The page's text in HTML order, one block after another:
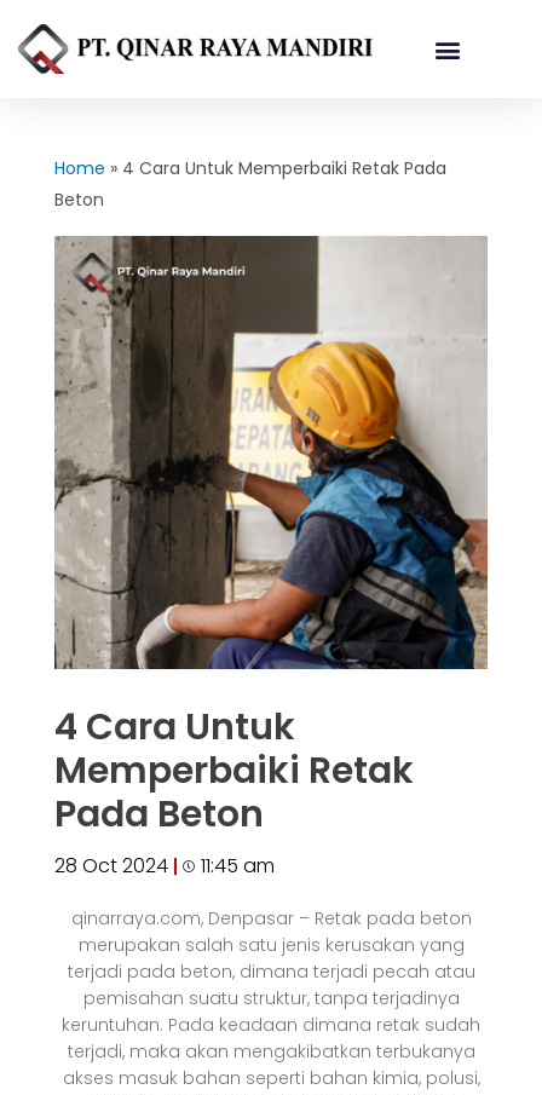
Home » 4 Cara Untuk Memperbaiki Retak Pada
Beton
4 Cara Untuk
Memperbaiki Retak
Pada Beton
28 Oct 2024 11:45 am
qinarraya.com, Denpasar – Retak pada beton
merupakan salah satu jenis kerusakan yang
terjadi pada beton, dimana terjadi pecah atau
pemisahan suatu struktur, tanpa terjadinya
keruntuhan. Pada keadaan dimana retak sudah
terjadi, maka akan mengakibatkan terbukanya
akses masuk bahan seperti bahan kimia, polusi,